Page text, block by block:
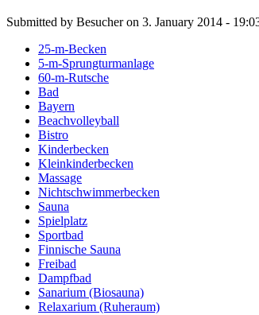
Submitted by Besucher on 3. January 2014 -
25-m-Becken
5-m-Sprungturmanlage
60-m-Rutsche
Bad
Bayern
Beachvolleyball
Bistro
Kinderbecken
Kleinkinderbecken
Massage
Nichtschwimmerbecken
Sauna
Spielplatz
Sportbad
Finnische Sauna
Freibad
Dampfbad
Sanarium (Biosauna)
Relaxarium (Ruheraum)